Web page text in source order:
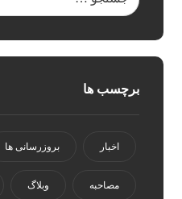
برچسب ها
اخبار بروزرسانی ها
مصاحبه وبلاگ